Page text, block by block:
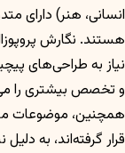
انسانی، هنر) دارای
هستند. نگارش
نیاز به طراحی‌های
و تخصص بیشتری را
همچنین، موضوعات
قرار گرفته‌اند، به